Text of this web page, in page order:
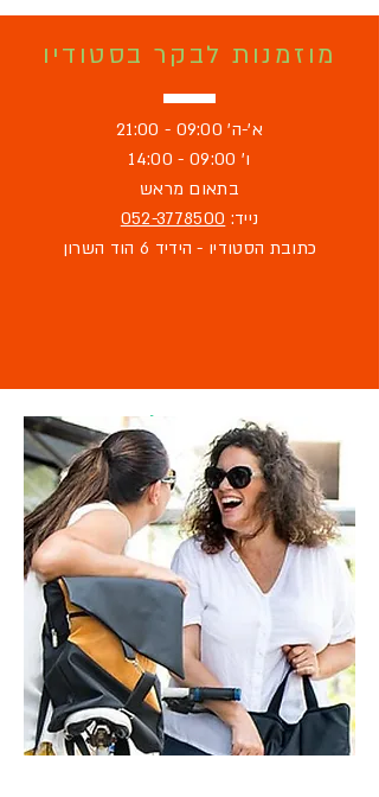
מוזמנות לבקר בסטודיו
א'-ה' 09:00 - 21:00
ו' 09:00 - 14:00
בתאום מראש
נייד: 052-3778500
כתובת הסטודיו - הידיד 6 הוד השרון
מוזמנת לבקר
בסטודיו